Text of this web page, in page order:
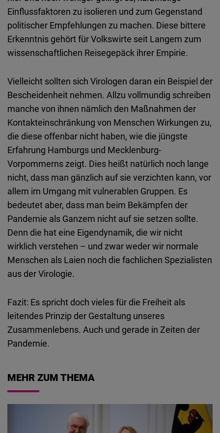
Einflussfaktoren zu isolieren und zum Gegenstand
politischer Empfehlungen zu machen. Diese bittere
Erkenntnis gehört für Volkswirte seit Langem zum
wissenschaftlichen Reisegepäck ihrer Empirie.
Vielleicht sollten sich Virologen daran ein Beispiel der
Bescheidenheit nehmen. Allzu vollmundig schreiben
manche von ihnen nämlich den Maßnahmen der
Kontakteinschränkung von Menschen Wirkungen zu,
die diese offenbar nicht haben, wie die jüngste
Erfahrung Hamburgs und Mecklenburg-
Vorpommerns zeigt. Dies heißt natürlich noch lange
nicht, dass man gänzlich auf sie verzichten kann, vor
allem im Umgang mit vulnerablen Gruppen. Es
bedeutet aber, dass man beim Bekämpfen der
Pandemie als Ganzem nicht auf sie setzen sollte.
Denn die hat eine Eigendynamik, die wir nicht
wirklich verstehen – und zwar weder wir normale
Menschen als Laien noch die fachlichen Spezialisten
aus der Virologie.
Fazit: Es spricht doch vieles für die Freiheit als
leitendes Prinzip der Gestaltung unseres
Zusammenlebens. Auch und gerade in Zeiten der
Pandemie.
MEHR ZUM THEMA